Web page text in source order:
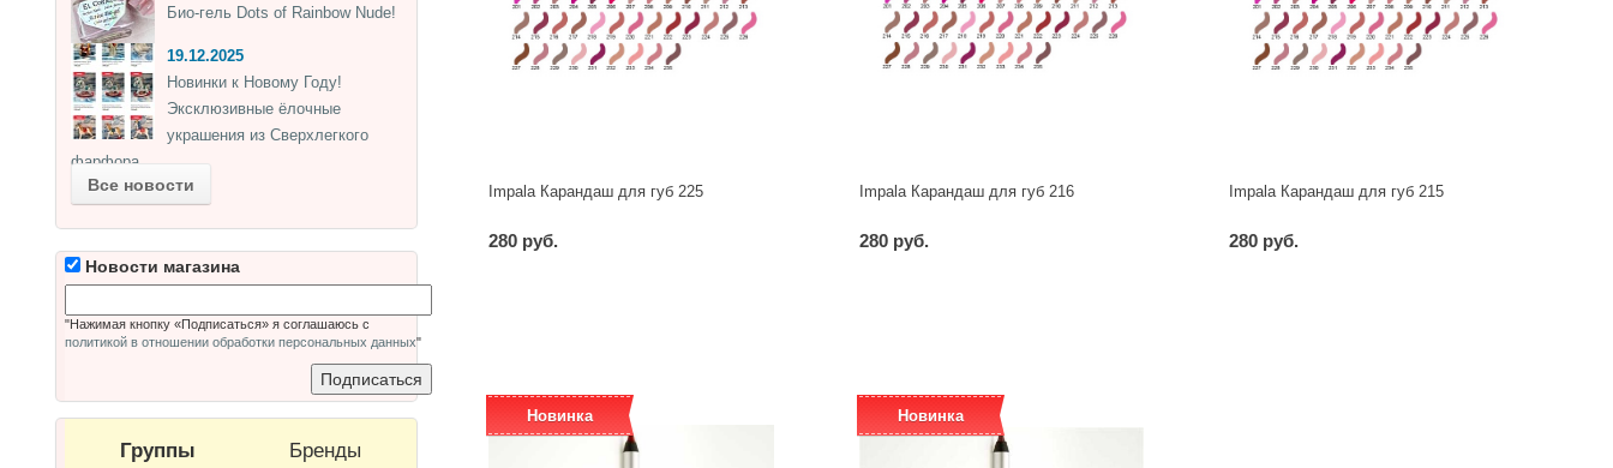
Impala Карандаш для губ 225
280 руб.
Impala Карандаш для губ 216
280 руб.
Impala Карандаш для губ 215
280 руб.
Новинка Новинка
Био-гель Dots of Rainbow Nude!
19.12.2025
Новинки к Новому Году!
Эксклюзивные ёлочные
украшения из Сверхлегкого
фарфора.
Все новости
Новости магазина
"Нажимая кнопку «Подписаться» я соглашаюсь с
политикой в отношении обработки персональных данных"
Группы Бренды